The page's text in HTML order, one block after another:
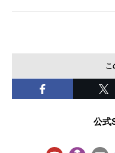
こ
公式